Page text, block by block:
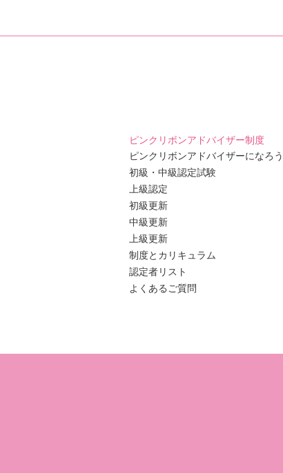
ピンクリボンアドバイザー制度
ピンクリボンアドバイザーになろう
初級・中級認定試験
上級認定
初級更新
中級更新
上級更新
制度とカリキュラム
認定者リスト
よくあるご質問